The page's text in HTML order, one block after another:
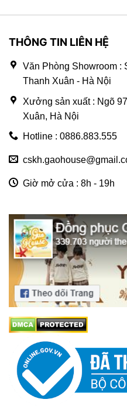
THÔNG TIN LIÊN HỆ
Văn Phòng Showroom :
Thanh Xuân - Hà Nội
Xưởng sản xuất : Ngõ
Xuân, Hà Nội
Hotline : 0886.883.555
Giờ mở cửa : 8h - 19h